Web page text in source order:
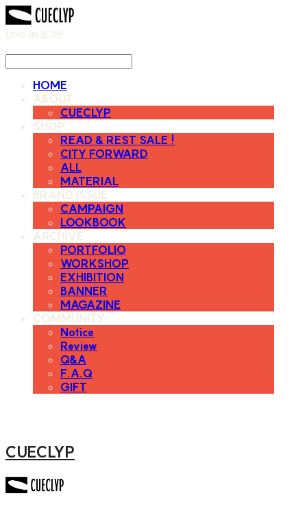
LOG IN 로그인
HOME
ABOUT
CUECLYP
SHOP
READ & REST SALE !
CITY FORWARD
ALL
MATERIAL
BRAND ISSUE
CAMPAIGN
LOOKBOOK
ARCHIVE
PORTFOLIO
WORKSHOP
EXHIBITION
BANNER
MAGAZINE
COMMUNITY
Notice
Review
Q&A
F.A.Q
GIFT
CUECLYP